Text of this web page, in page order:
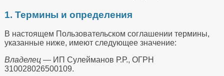
1. Термины и определения
В настоящем Пользовательском соглашении термины,
указанные ниже, имеют следующее значение:
Владелец— ИП Сулейманов Р.Р., ОГРН
310028026500109.